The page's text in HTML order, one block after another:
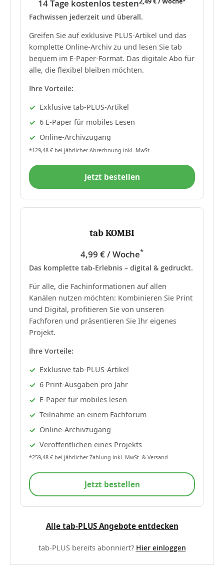
14 Tage kostenlos testen
Fachwissen jederzeit und überall.
Greifen Sie auf exklusive PLUS-Artikel und das
komplette Online-Archiv zu und lesen Sie tab
bequem im E-Paper-Format. Das digitale Abo für
alle, die flexibel bleiben möchten.
Ihre Vorteile:
Exklusive tab-PLUS-Artikel
6 E-Paper für mobiles Lesen
Online-Archivzugang
*129,48 € bei jährlicher Abrechnung inkl. MwSt.
Jetzt bestellen
tab KOMBI
4,99 € / Woche*
Das komplette tab-Erlebnis – digital & gedruckt.
Für alle, die Fachinformationen auf allen
Kanälen nutzen möchten: Kombinieren Sie Print
und Digital, profitieren Sie von unseren
Fachforen und präsentieren Sie Ihr eigenes
Projekt.
Ihre Vorteile:
Exklusive tab-PLUS-Artikel
6 Print-Ausgaben pro Jahr
E-Paper für mobiles lesen
Teilnahme an einem Fachforum
Online-Archivzugang
Veröffentlichen eines Projekts
*259,48 € bei jährlicher Zahlung inkl. MwSt. & Versand
Jetzt bestellen
Alle tab-PLUS Angebote entdecken
tab-PLUS bereits abonniert? Hier einloggen